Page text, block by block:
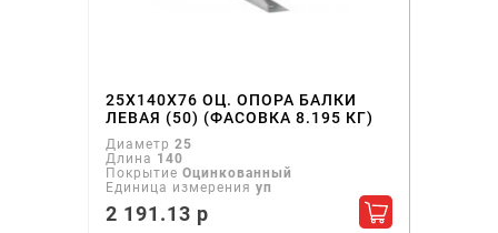
25Х140Х76 ОЦ. ОПОРА БАЛКИ
ЛЕВАЯ (50) (ФАСОВКА 8.195 КГ)
Диаметр 25
Длина 140
Покрытие Оцинкованный
Единица измерения уп
2 191.13 р Добавить в